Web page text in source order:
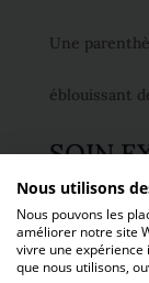
Une
éblouissant
SOIN
«
Offrez-vous
Nous utilisons
Nous pouvons les
améliorer notre site
vivre une
que nous utilisons,